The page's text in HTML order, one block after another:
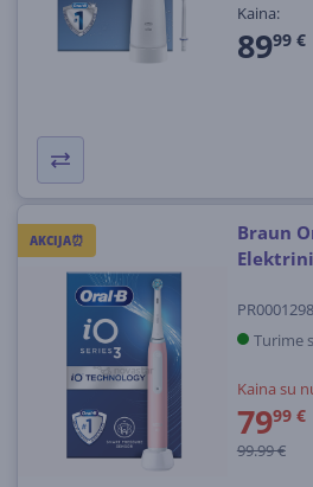
Kaina:
8999 €
AKCIJA⏰
Braun
Turime
Kaina su
7999 €
99.99 €